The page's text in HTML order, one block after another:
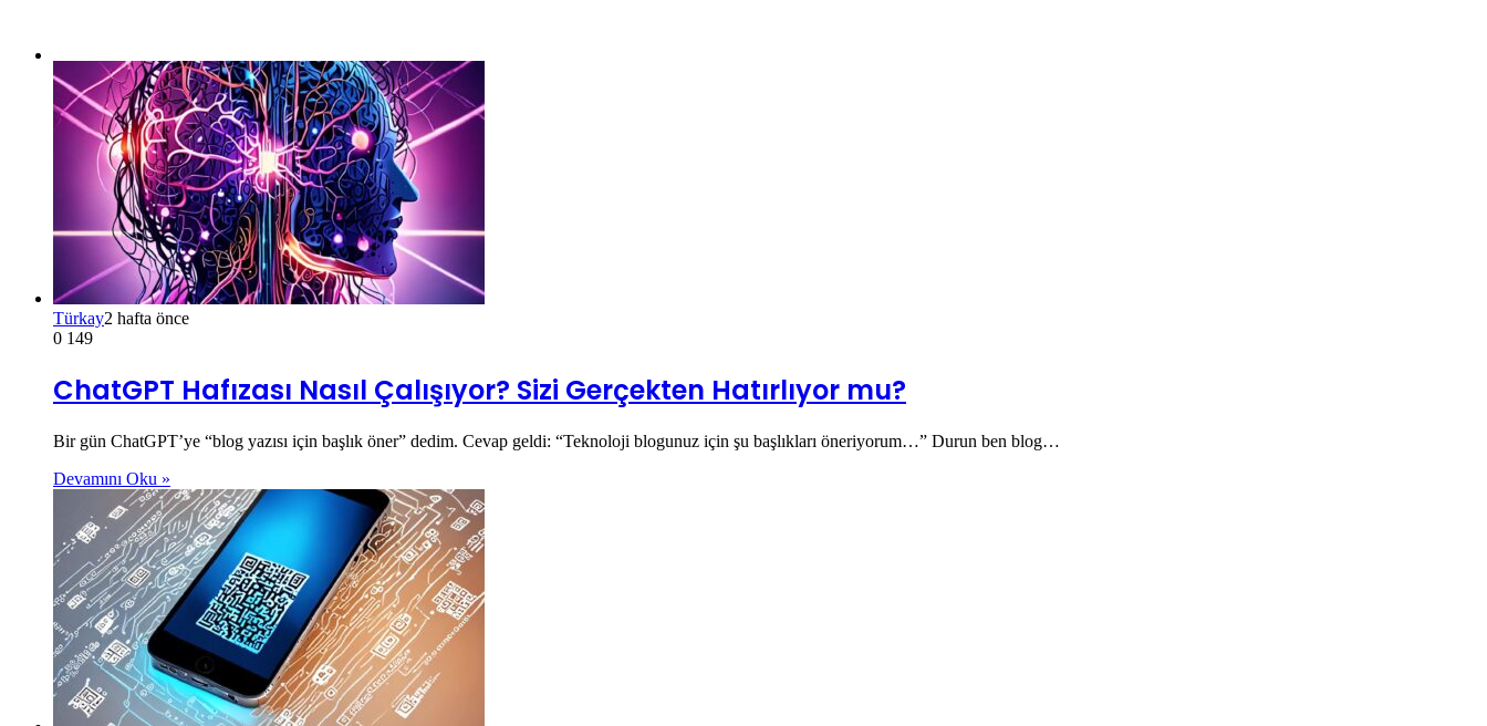
Türkay2 hafta önce
0 149
ChatGPT Hafızası Nasıl Çalışıyor? Sizi Gerçekten Hatırlıyor mu?
Bir gün ChatGPT’ye “blog yazısı için başlık öner” dedim. Cevap geldi: “Teknoloji blogunuz için şu başlıkları öneriyorum…” Durun ben blog…
Devamını Oku »